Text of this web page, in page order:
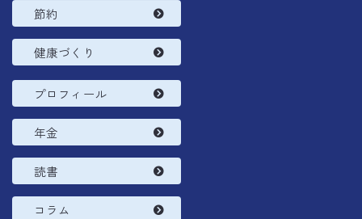
節約
健康づくり
プロフィール
年金
読書
コラム